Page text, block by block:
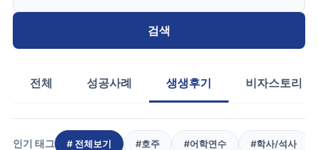
검색
전체 성공사례 생생후기 비자스토리
인기 태그 # 전체보기 #호주 #어학연수 #학사/석사